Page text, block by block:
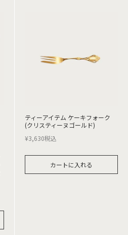
ティーアイテム ケーキフォーク
(クリスティーヌゴールド)
¥3,630税込
カートに入れる